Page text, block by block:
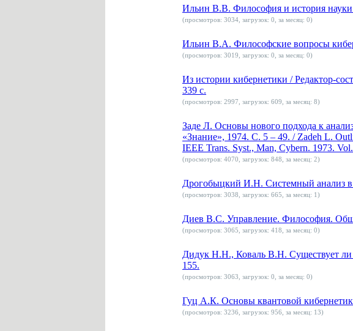
Ильин В.В. Философия и история
(просмотров: 3034, загрузок: 0, за месяц: 0)
Ильин В.А. Философские вопросы
(просмотров: 3019, загрузок: 0, за месяц: 0)
Из истории кибернетики / Редактор-
339 с.
(просмотров: 2997, загрузок: 609, за месяц: 8)
Заде Л. Основы нового подхода к
«Знание», 1974. С. 5 – 49. / Zadeh L.
IEEE Trans. Syst., Man, Cybern. 1973.
(просмотров: 4070, загрузок: 848, за месяц: 2)
Дрогобыцкий И.Н. Системный анализ
(просмотров: 3038, загрузок: 665, за месяц: 1)
Диев В.С. Управление. Философия.
(просмотров: 3065, загрузок: 418, за месяц: 0)
Дидук Н.Н., Коваль В.Н. Существует
155.
(просмотров: 3063, загрузок: 0, за месяц: 0)
Гуц А.К. Основы квантовой
(просмотров: 3236, загрузок: 956, за месяц: 13)